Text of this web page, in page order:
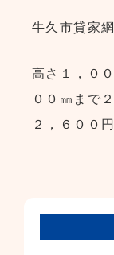
牛久市貸家
高さ１，０
００㎜まで
２，６００円